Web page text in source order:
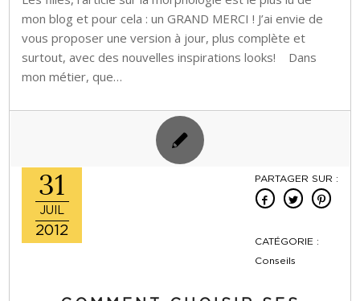
mon blog et pour cela : un GRAND MERCI ! J’ai envie de
vous proposer une version à jour, plus complète et
surtout, avec des nouvelles inspirations looks! Dans
mon métier, que…
31
JUIL
2012
PARTAGER SUR :
CATÉGORIE :
Conseils